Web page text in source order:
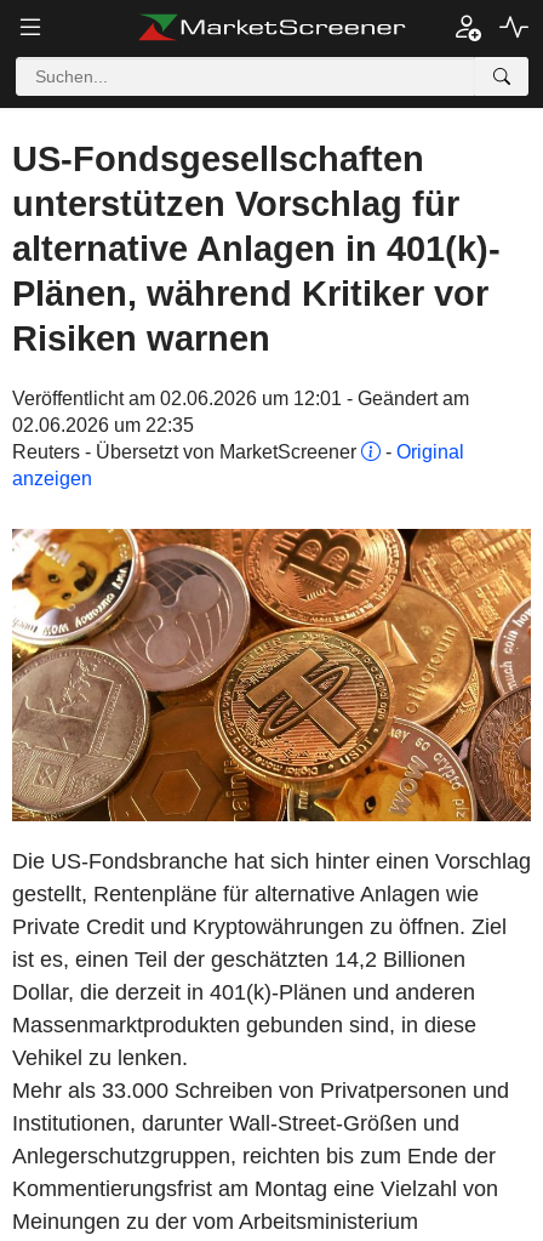
US-Fondsgesellschaften
unterstützen Vorschlag für
alternative Anlagen in 401(k)-
Plänen, während Kritiker vor
Risiken warnen
Veröffentlicht am 02.06.2026 um 12:01 - Geändert am
02.06.2026 um 22:35
Reuters - Übersetzt von MarketScreener
- Original
anzeigen
Die US-Fondsbranche hat sich hinter einen Vorschlag
gestellt, Rentenpläne für alternative Anlagen wie
Private Credit und Kryptowährungen zu öffnen. Ziel
ist es, einen Teil der geschätzten 14,2 Billionen
Dollar, die derzeit in 401(k)-Plänen und anderen
Massenmarktprodukten gebunden sind, in diese
Vehikel zu lenken.
Mehr als 33.000 Schreiben von Privatpersonen und
Institutionen, darunter Wall-Street-Größen und
Anlegerschutzgruppen, reichten bis zum Ende der
Kommentierungsfrist am Montag eine Vielzahl von
Meinungen zu der vom Arbeitsministerium